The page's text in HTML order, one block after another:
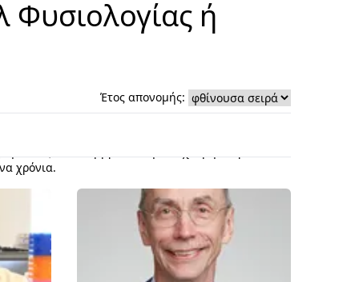
Φυσιολογίας ή
Έτος απονομής:
και την Αμερικανίδα Drew Weissman στις 2
στις 10 Δεκεμβρίου στη Στοκχόλμη. Παρακάτω
χρόνια.